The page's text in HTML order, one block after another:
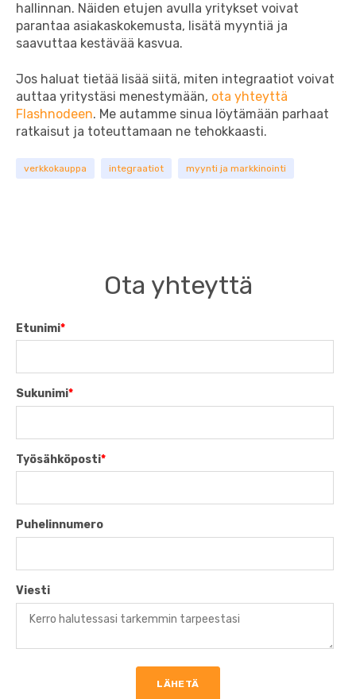
hallinnan. Näiden etujen avulla yritykset voivat
parantaa asiakaskokemusta, lisätä myyntiä ja
saavuttaa kestävää kasvua.
Jos haluat tietää lisää siitä, miten integraatiot voivat
auttaa yritystäsi menestymään, ota yhteyttä
Flashnodeen. Me autamme sinua löytämään parhaat
ratkaisut ja toteuttamaan ne tehokkaasti.
verkkokauppa integraatiot myynti ja markkinointi
Ota yhteyttä
Etunimi*
Sukunimi*
Työsähköposti*
Puhelinnumero
Viesti